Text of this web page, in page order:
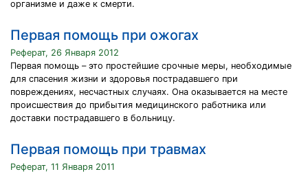
организме и даже к смерти.
Первая помощь при ожогах
Реферат, 26 Января 2012
Первая помощь – это простейшие срочные меры, необходимые
для спасения жизни и здоровья пострадавшего при
повреждениях, несчастных случаях. Она оказывается на месте
происшествия до прибытия медицинского работника или
доставки пострадавшего в больницу.
Первая помощь при травмах
Реферат, 11 Января 2011